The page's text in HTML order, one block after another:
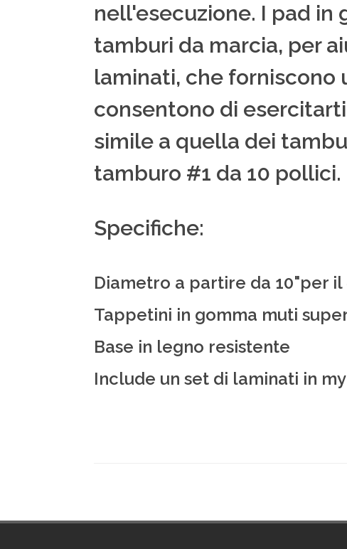
nell'esecuzione. I pad in
tamburi da marcia, per
laminati, che forniscono
consentono di
simile a quella dei
tamburo #1 da 10 pollici.
Specifiche:
Diametro a partire da 10"per
Tappetini in gomma muti
Base in legno resistente
Include un set di laminati in